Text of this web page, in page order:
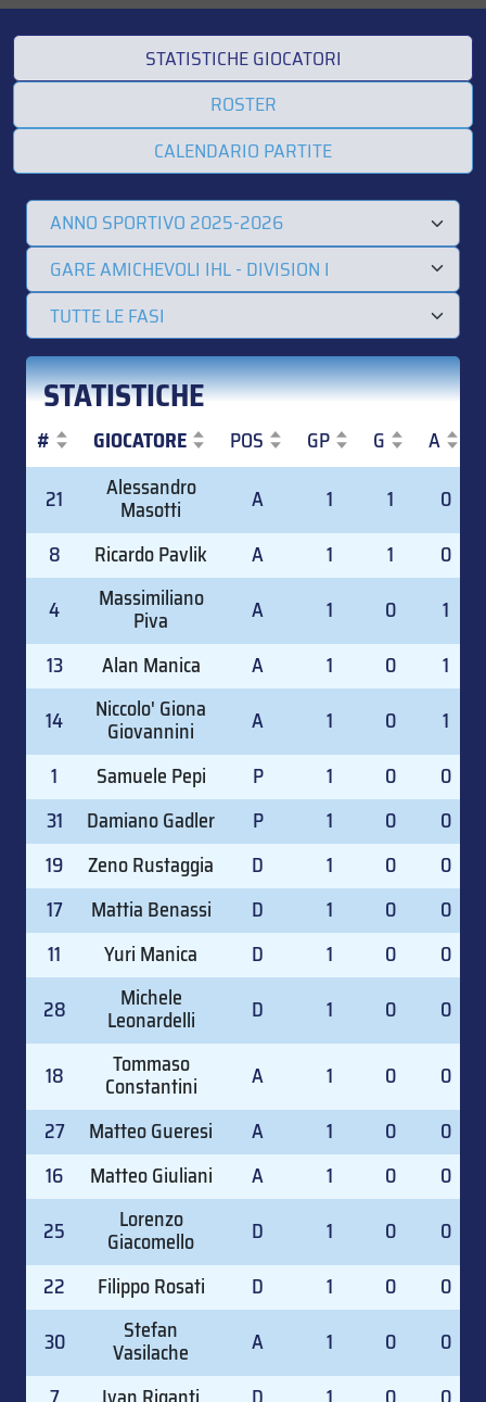
STATISTICHE GIOCATORI
ROSTER
CALENDARIO PARTITE
STATISTICHE
# GIOCATORE POS GP G A
GIOCATORE
21 Alessandro
Masotti A 1 1
0
8
Ricardo Pavlik A 1 1
0
4
Massimiliano
Piva A 1 0
1
13
Alan Manica A 1 0
1
14
Niccolo' Giona
Giovannini A 1 0
1
1
Samuele Pepi P 1 0
0
31
Damiano Gadler P 1 0
0
19
Zeno Rustaggia D 1 0
0
17
Mattia Benassi D 1 0
0
11
Yuri Manica D 1 0
0
28
Michele
Leonardelli D 1 0 0
18 Tommaso
Constantini A 1 0
0
27
Matteo Gueresi A 1 0
0
16
Matteo Giuliani A 1 0
0
25
Lorenzo
Giacomello D 1 0
0
22
Filippo Rosati D 1 0
0
30
Stefan
Vasilache A 1 0
0